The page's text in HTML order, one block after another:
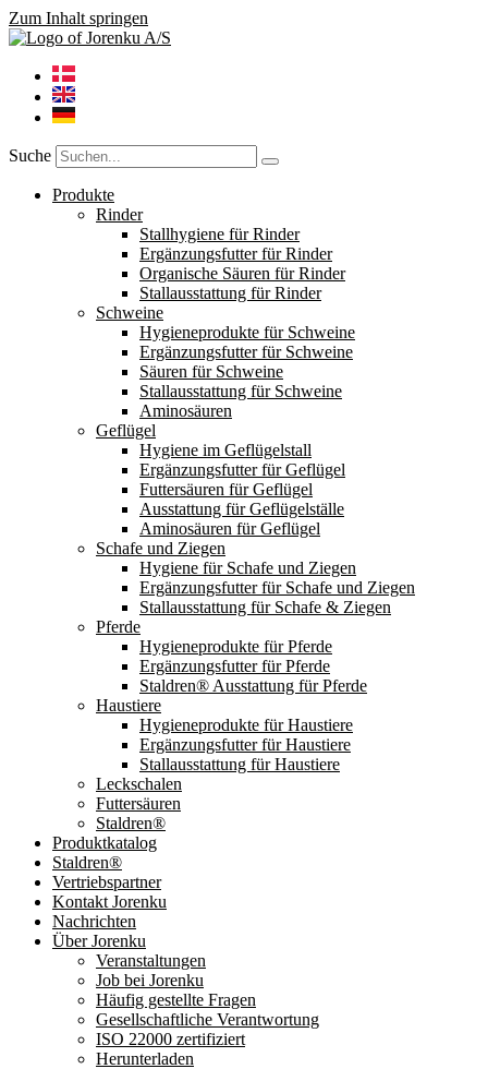
Zum Inhalt springen
Suche
Produkte
Rinder
Stallhygiene für Rinder
Ergänzungsfutter für Rinder
Organische Säuren für Rinder
Stallausstattung für Rinder
Schweine
Hygieneprodukte für Schweine
Ergänzungsfutter für Schweine
Säuren für Schweine
Stallausstattung für Schweine
Aminosäuren
Geflügel
Hygiene im Geflügelstall
Ergänzungsfutter für Geflügel
Futtersäuren für Geflügel
Ausstattung für Geflügelställe
Aminosäuren für Geflügel
Schafe und Ziegen
Hygiene für Schafe und Ziegen
Ergänzungsfutter für Schafe und Ziegen
Stallausstattung für Schafe & Ziegen
Pferde
Hygieneprodukte für Pferde
Ergänzungsfutter für Pferde
Staldren® Ausstattung für Pferde
Haustiere
Hygieneprodukte für Haustiere
Ergänzungsfutter für Haustiere
Stallausstattung für Haustiere
Leckschalen
Futtersäuren
Staldren®
Produktkatalog
Staldren®
Vertriebspartner
Kontakt Jorenku
Nachrichten
Über Jorenku
Veranstaltungen
Job bei Jorenku
Häufig gestellte Fragen
Gesellschaftliche Verantwortung
ISO 22000 zertifiziert
Herunterladen